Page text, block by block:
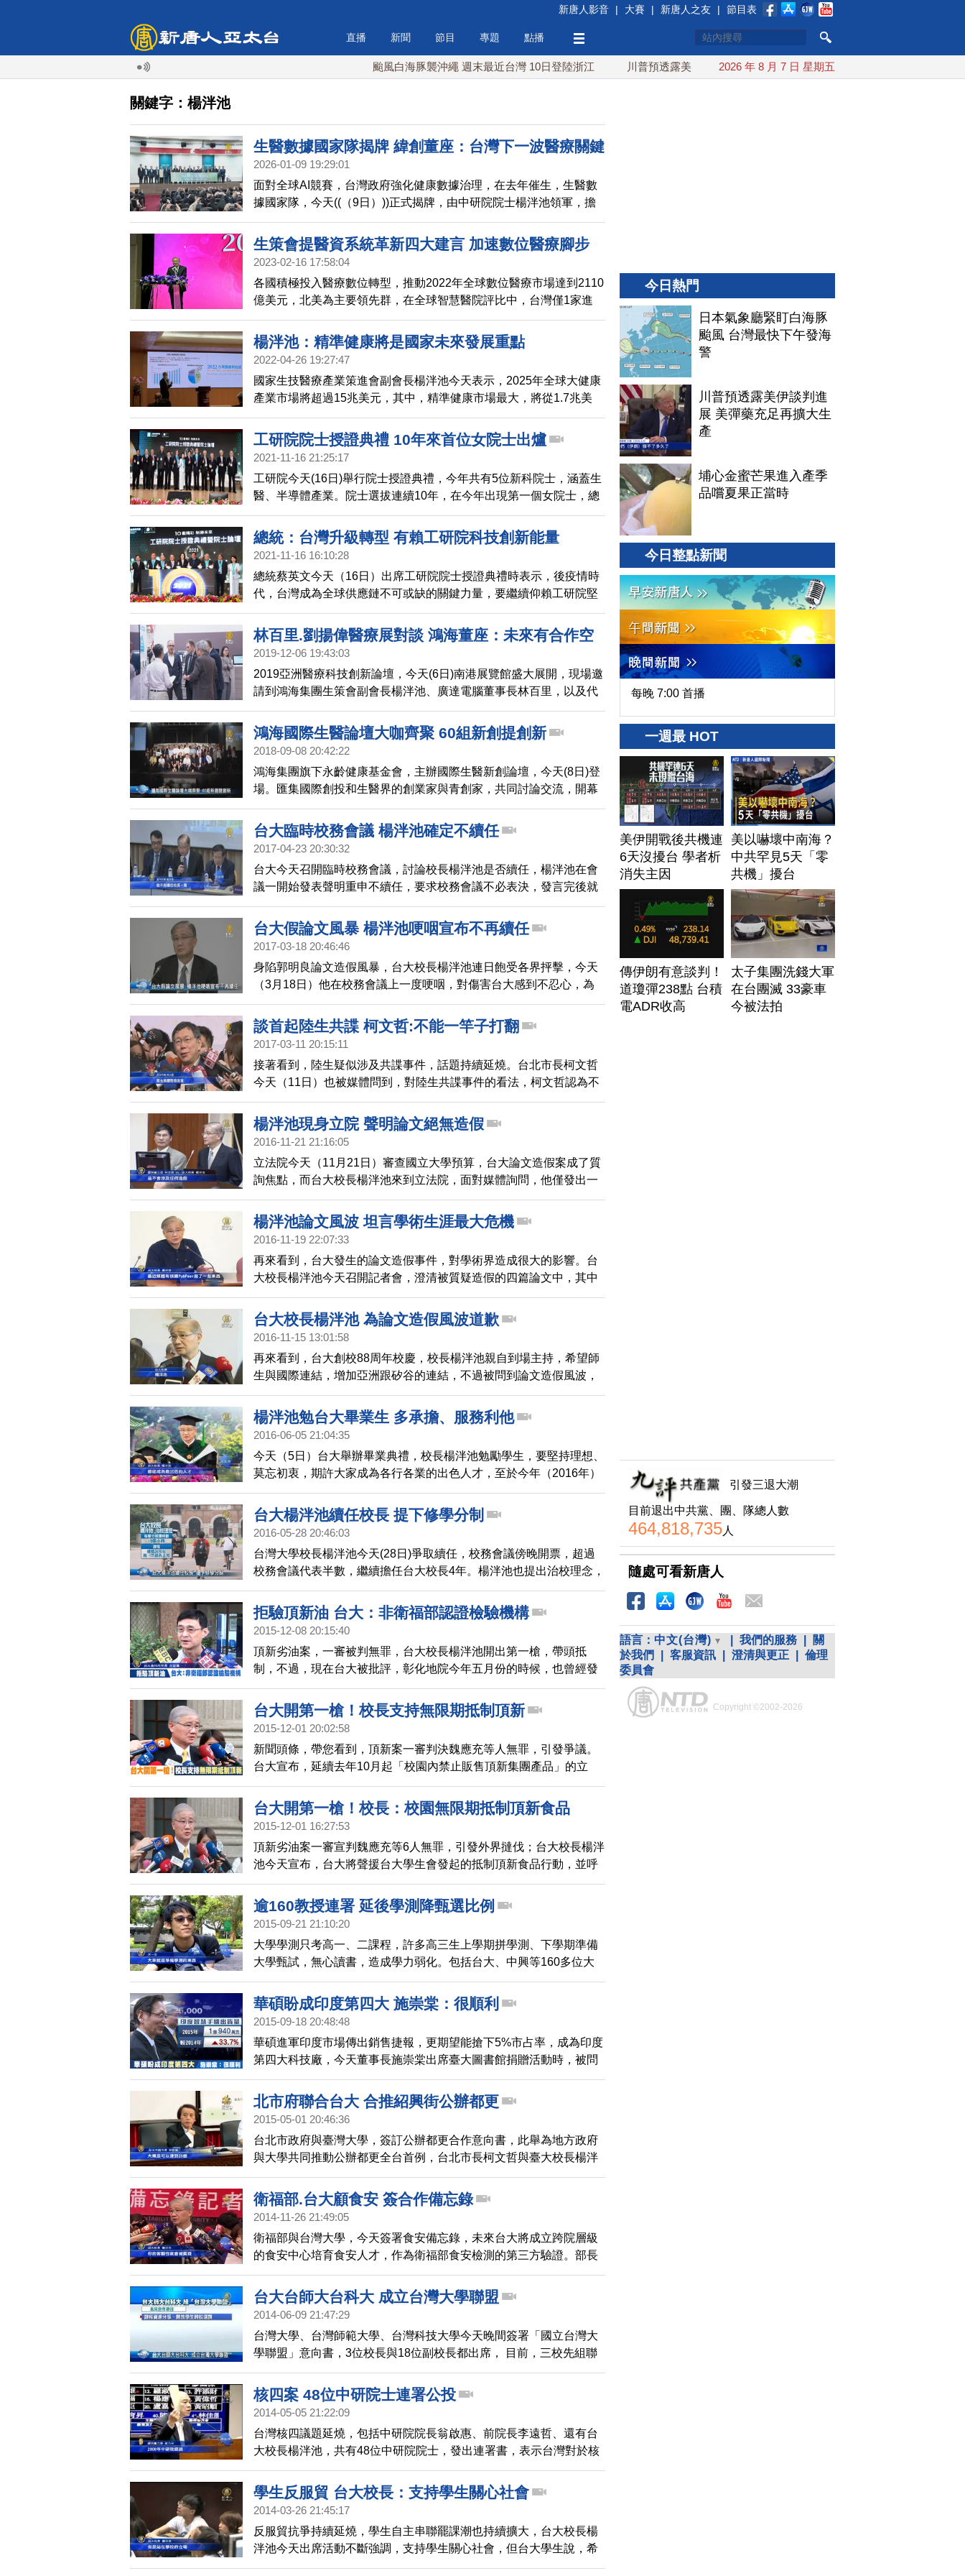
新唐人影音 | 大賽 | 新唐人之友 | 節目表
直播 新聞 節目 專題 點播
颱風白海豚襲沖繩 週末最近台灣 10日登陸浙江 川普預透露美伊談判進展 美彈藥充足再擴大生產
2026 年 8 月 7 日 星期五
關鍵字：楊泮池
生醫數據國家隊揭牌 緯創董座：台灣下一波醫療關鍵
2026-01-09 19:29:01
面對全球AI競賽，台灣政府強化健康數據治理，在去年催生，生醫數
據國家隊，今天((（9日）))正式揭牌，由中研院院士楊泮池領軍，擔
任董事長，台灣科技業作為後盾。科技大廠緯創董事長林憲銘認為，
平台的成立，將是台灣下一波智慧醫療的關鍵。
生策會提醫資系統革新四大建言 加速數位醫療腳步
2023-02-16 17:58:04
各國積極投入醫療數位轉型，推動2022年全球數位醫療市場達到2110
億美元，北美為主要領先群，在全球智慧醫院評比中，台灣僅1家進
榜，居末段班，遠遠落後日、韓，競逐此一新市場，生策會提四大政
策建言。
楊泮池：精準健康將是國家未來發展重點
2022-04-26 19:27:47
國家生技醫療產業策進會副會長楊泮池今天表示，2025年全球大健康
產業市場將超過15兆美元，其中，精準健康市場最大，將從1.7兆美
元，攀升至3.1兆美元，會是國家未來發展重點。
工研院院士授證典禮 10年來首位女院士出爐
2021-11-16 21:25:17
工研院今天(16日)舉行院士授證典禮，今年共有5位新科院士，涵蓋生
醫、半導體產業。院士選拔連續10年，在今年出現第一個女院士，總
統蔡英文也出席致詞，親自頒發證書。
總統：台灣升級轉型 有賴工研院科技創新能量
2021-11-16 16:10:28
總統蔡英文今天（16日）出席工研院院士授證典禮時表示，後疫情時
代，台灣成為全球供應鏈不可或缺的關鍵力量，要繼續仰賴工研院堅
實科技創新能量，帶領台灣升級轉型。
林百里.劉揚偉醫療展對談 鴻海董座：未來有合作空
間
2019-12-06 19:43:03
2019亞洲醫療科技創新論壇，今天(6日)南港展覽館盛大展開，現場邀
請到鴻海集團生策會副會長楊泮池、廣達電腦董事長林百里，以及代
替鴻海集團創辦人郭台銘出席的董事長劉揚偉，分享台灣醫療科技的
跨界應用。
鴻海國際生醫論壇大咖齊聚 60組新創提創新
2018-09-08 20:42:22
鴻海集團旗下永齡健康基金會，主辦國際生醫新創論壇，今天(8日)登
場。匯集國際創投和生醫界的創業家與青創家，共同討論交流，開幕
當天，超過國內外30多位重量級貴賓，包括默克集團、拜耳、NVIDIA
等代表，都出席活動。
台大臨時校務會議 楊泮池確定不續任
2017-04-23 20:30:32
台大今天召開臨時校務會議，討論校長楊泮池是否續任，楊泮池在會
議一開始發表聲明重申不續任，要求校務會議不必表決，發言完後就
離席。
台大假論文風暴 楊泮池哽咽宣布不再續任
2017-03-18 20:46:46
身陷郭明良論文造假風暴，台大校長楊泮池連日飽受各界抨擊，今天
（3月18日）他在校務會議上一度哽咽，對傷害台大感到不忍心，為
了不再讓台大受到攻擊，他宣布6月任期屆滿後，將不再續任。
談首起陸生共諜 柯文哲:不能一竿子打翻
2017-03-11 20:15:11
接著看到，陸生疑似涉及共諜事件，話題持續延燒。台北市長柯文哲
今天（11日）也被媒體問到，對陸生共諜事件的看法，柯文哲認為不
應該因為個案，影響整體陸生政策。
楊泮池現身立院 聲明論文絕無造假
2016-11-21 21:16:05
立法院今天（11月21日）審查國立大學預算，台大論文造假案成了質
詢焦點，而台大校長楊泮池來到立法院，面對媒體詢問，他僅發出一
張聲明稿回應，強調自己沒有作假，教育部長潘文忠則說會公開透明
的調查，2人態度都很低調，而現在台大校方以及教評會，都已經成立
特別委員會進行調查。
楊泮池論文風波 坦言學術生涯最大危機
2016-11-19 22:07:33
再來看到，台大發生的論文造假事件，對學術界造成很大的影響。台
大校長楊泮池今天召開記者會，澄清被質疑造假的四篇論文中，其中
三篇並沒有問題。
台大校長楊泮池 為論文造假風波道歉
2016-11-15 13:01:58
再來看到，台大創校88周年校慶，校長楊泮池親自到場主持，希望師
生與國際連結，增加亞洲跟矽谷的連結，不過被問到論文造假風波，
楊泮池今天也公開道歉。
楊泮池勉台大畢業生 多承擔、服務利他
2016-06-05 21:04:35
今天（5日）台大舉辦畢業典禮，校長楊泮池勉勵學生，要堅持理想、
莫忘初衷，期許大家成為各行各業的出色人才，至於今年（2016年）
拿到總統創新獎的教授葉丙成，則是自爆學生時代曾經作弊的往事，
提醒畢業生追求成就時，要對得起良心，而且除了專業，還要懂得生
活。
台大楊泮池續任校長 提下修學分制
2016-05-28 20:46:03
台灣大學校長楊泮池今天(28日)爭取續任，校務會議傍晚開票，超過
校務會議代表半數，繼續擔任台大校長4年。楊泮池也提出治校理念，
包括彈性調整上課時數，還有鬆綁畢業128學分制，而台大學生反應
如何，帶您了解。
拒驗頂新油 台大：非衛福部認證檢驗機構
2015-12-08 20:15:40
頂新劣油案，一審被判無罪，台大校長楊泮池開出第一槍，帶頭抵
制，不過，現在台大被批評，彰化地院今年五月份的時候，也曾經發
函給食科所來協助驗油，但被台大拒絕，今天食科所作出回應。
台大開第一槍！校長支持無限期抵制頂新
2015-12-01 20:02:58
新聞頭條，帶您看到，頂新案一審判決魏應充等人無罪，引發爭議。
台大宣布，延續去年10月起「校園內禁止販售頂新集團產品」的立
場。台大校長楊泮池說，頂新無罪，會讓全世界認為，黑心食品在台
灣不需受到懲罰。
台大開第一槍！校長：校園無限期抵制頂新食品
2015-12-01 16:27:53
頂新劣油案一審宣判魏應充等6人無罪，引發外界撻伐；台大校長楊泮
池今天宣布，台大將聲援台大學生會發起的抵制頂新食品行動，並呼
籲全國大學和各級學校都響應，抵制頂新食品進入校園！
逾160教授連署 延後學測降甄選比例
2015-09-21 21:10:20
大學學測只考高一、二課程，許多高三生上學期拼學測、下學期準備
大學甄試，無心讀書，造成學力弱化。包括台大、中興等160多位大
學校長連署，要求學測延後至五、六月考試，並加考高三課程。
華碩盼成印度第四大 施崇棠：很順利
2015-09-18 20:48:48
華碩進軍印度市場傳出銷售捷報，更期望能搶下5%市占率，成為印度
第四大科技廠，今天董事長施崇棠出席臺大圖書館捐贈活動時，被問
到，布局印度的進度時，施崇棠簡單回答，很順利。
北市府聯合台大 合推紹興街公辦都更
2015-05-01 20:46:36
台北市政府與臺灣大學，簽訂公辦都更合作意向書，此舉為地方政府
與大學共同推動公辦都更全台首例，台北市長柯文哲與臺大校長楊泮
池共同出席記者會，簽署合作意向書。
衛福部.台大顧食安 簽合作備忘錄
2014-11-26 21:49:05
衛福部與台灣大學，今天簽署食安備忘錄，未來台大將成立跨院層級
的食安中心培育食安人才，作為衛福部食安檢測的第三方驗證。部長
蔣丙煌也藉機宣布，下一波大宗民生用品的食安稽查，將鎖定麵粉類
作為重點項目。
台大台師大台科大 成立台灣大學聯盟
2014-06-09 21:47:29
台灣大學、台灣師範大學、台灣科技大學今天晚間簽署「國立台灣大
學聯盟」意向書，3位校長與18位副校長都出席， 目前，三校先組聯
盟，長遠來看，不排除討論合併的可能。
核四案 48位中研院士連署公投
2014-05-05 21:22:09
台灣核四議題延燒，包括中研院院長翁啟惠、前院長李遠哲、還有台
大校長楊泮池，共有48位中研院院士，發出連署書，表示台灣對於核
四的風險評估和發展條件都不足夠，建議透過公投來決定是否要續建
或運轉。今天也成為立委質詢焦點。
學生反服貿 台大校長：支持學生關心社會
2014-03-26 21:45:17
反服貿抗爭持續延燒，學生自主串聯罷課潮也持續擴大，台大校長楊
泮池今天出席活動不斷強調，支持學生關心社會，但台大學生說，希
望校長可以進一步表態力挺學生、甚至支持學生的自主罷課。
今日熱門
日本氣象廳緊盯白海豚
颱風 台灣最快下午發海
警
川普預透露美伊談判進
展 美彈藥充足再擴大生
產
埔心金蜜芒果進入產季
品嚐夏果正當時
今日整點新聞
每晚 7:00 首播
一週最 HOT
美伊開戰後共機連
6天沒擾台 學者析
消失主因
美以嚇壞中南海？
中共罕見5天「零
共機」擾台
傳伊朗有意談判！
道瓊彈238點 台積
電ADR收高
太子集團洗錢大軍
在台團滅 33豪車
今被法拍
引發三退大潮
目前退出中共黨、團、隊總人數
464,818,735人
隨處可看新唐人
語言： 中文(台灣) 我們的服務
關
於我們
客服資訊 澄清與更正
倫理
委員會
Copyright ©2002-2026